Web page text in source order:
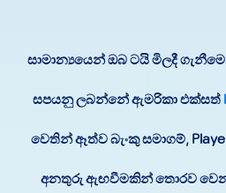
සාමාන්‍යයෙන් ඔබ ටයි මිලදී
සපයනු ලබන්නේ ඇමරිකා එක්සත්
වෙතින් ඈත්ව බැංකු සමාගම්,
අනතුරු ඇඟවීමකින් තොරව